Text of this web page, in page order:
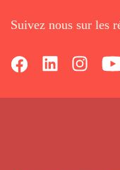
Suivez nous sur les